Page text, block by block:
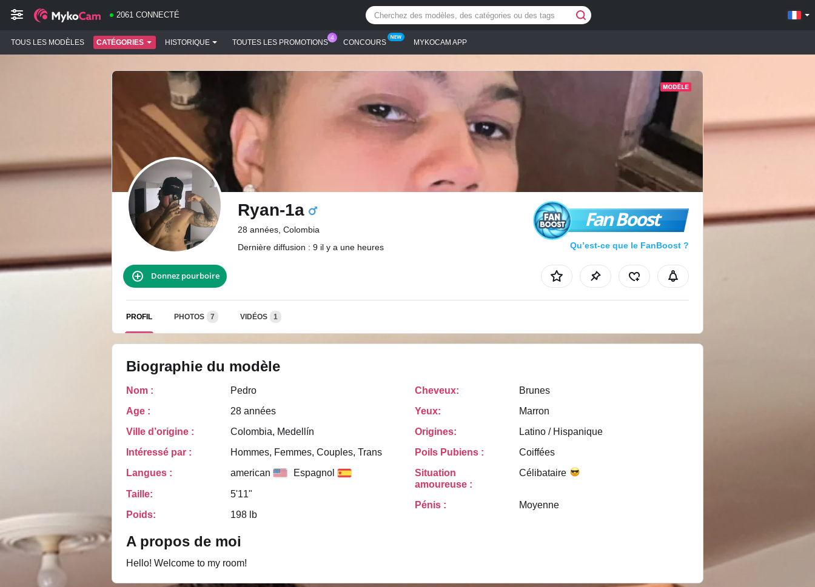
2061 CONNECTÉ
TOUS LES MODÈLES CATÉGORIES HISTORIQUE TOUTES LES PROMOTIONS CONCOURS MYKOCAM APP
Ryan-1a
28 années, Colombia
Dernière diffusion : 9 il y a une heures
Fan Boost
Qu’est-ce que le FanBoost ?
Donnez pourboire
PROFIL PHOTOS 7 VIDÉOS 1
Biographie du modèle
Nom :
Pedro
Age :
28 années
Ville d’origine :
Colombia, Medellín
Intéressé par :
Hommes, Femmes, Couples, Trans
Langues :
american Espagnol
Taille:
5'11"
Poids:
198 lb
Cheveux:
Brunes
Yeux:
Marron
Origines:
Latino / Hispanique
Poils Pubiens :
Coiffées
Situation
amoureuse :
Célibataire
Pénis : Moyenne
A propos de moi
Hello! Welcome to my room!